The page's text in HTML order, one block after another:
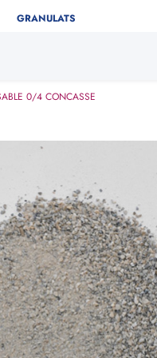
GRANULATS
0/4 CONCASSE
facilement
le type de